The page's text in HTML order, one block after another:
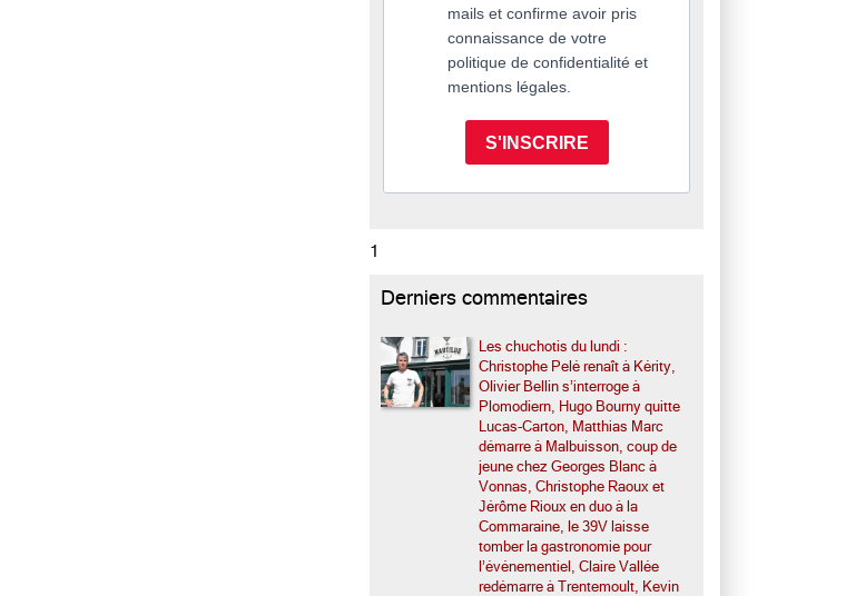
mails et confirme avoir pris
connaissance de votre
politique de confidentialité et
mentions légales.
S'INSCRIRE
1
Derniers commentaires
Les chuchotis du lundi :
Christophe Pelé renaît à Kérity,
Olivier Bellin s’interroge à
Plomodiern, Hugo Bourny quitte
Lucas-Carton, Matthias Marc
démarre à Malbuisson, coup de
jeune chez Georges Blanc à
Vonnas, Christophe Raoux et
Jérôme Rioux en duo à la
Commaraine, le 39V laisse
tomber la gastronomie pour
l’événementiel, Claire Vallée
redémarre à Trentemoult, Kevin